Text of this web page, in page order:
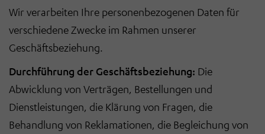
Wir verarbeiten Ihre personenbezogenen Daten für
verschiedene Zwecke im Rahmen unserer
Geschäftsbeziehung.
Durchführung der Geschäftsbeziehung: Die
Abwicklung von Verträgen, Bestellungen und
Dienstleistungen, die Klärung von Fragen, die
Behandlung von Reklamationen, die Begleichung von